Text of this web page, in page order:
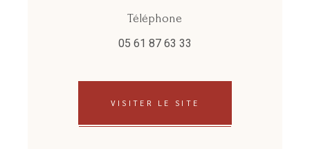
Téléphone
05 61 87 63 33
VISITER LE SITE